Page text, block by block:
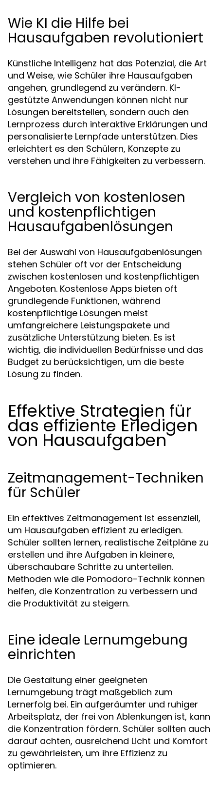
Wie KI die Hilfe bei
Hausaufgaben revolutioniert
Künstliche Intelligenz hat das Potenzial, die Art
und Weise, wie Schüler ihre Hausaufgaben
angehen, grundlegend zu verändern. KI-
gestützte Anwendungen können nicht nur
Lösungen bereitstellen, sondern auch den
Lernprozess durch interaktive Erklärungen und
personalisierte Lernpfade unterstützen. Dies
erleichtert es den Schülern, Konzepte zu
verstehen und ihre Fähigkeiten zu verbessern.
Vergleich von kostenlosen
und kostenpflichtigen
Hausaufgabenlösungen
Bei der Auswahl von Hausaufgabenlösungen
stehen Schüler oft vor der Entscheidung
zwischen kostenlosen und kostenpflichtigen
Angeboten. Kostenlose Apps bieten oft
grundlegende Funktionen, während
kostenpflichtige Lösungen meist
umfangreichere Leistungspakete und
zusätzliche Unterstützung bieten. Es ist
wichtig, die individuellen Bedürfnisse und das
Budget zu berücksichtigen, um die beste
Lösung zu finden.
Effektive Strategien für
das effiziente Erledigen
von Hausaufgaben
Zeitmanagement-Techniken
für Schüler
Ein effektives Zeitmanagement ist essenziell,
um Hausaufgaben effizient zu erledigen.
Schüler sollten lernen, realistische Zeitpläne zu
erstellen und ihre Aufgaben in kleinere,
überschaubare Schritte zu unterteilen.
Methoden wie die Pomodoro-Technik können
helfen, die Konzentration zu verbessern und
die Produktivität zu steigern.
Eine ideale Lernumgebung
einrichten
Die Gestaltung einer geeigneten
Lernumgebung trägt maßgeblich zum
Lernerfolg bei. Ein aufgeräumter und ruhiger
Arbeitsplatz, der frei von Ablenkungen ist, kann
die Konzentration fördern. Schüler sollten auch
darauf achten, ausreichend Licht und Komfort
zu gewährleisten, um ihre Effizienz zu
optimieren.